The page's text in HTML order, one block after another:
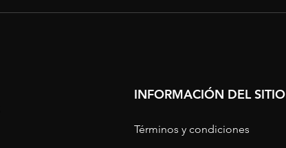
INFORMACIÓN DEL SITIO
Términos y condiciones